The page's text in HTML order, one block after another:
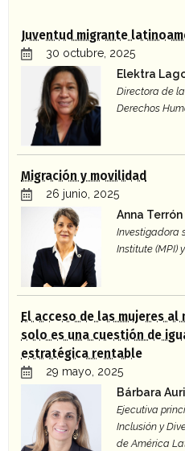
Juventud migrante
30 octubre, 2025
Elektra
Directora de
Derechos
Migración y movilidad
26 junio, 2025
Anna Terrón
Investigadora
Institute (MPI)
El acceso de las mujeres
solo es una cuestión de
estratégica rentable
29 mayo, 2025
Bárbara
Ejecutiva
Inclusión y
de América